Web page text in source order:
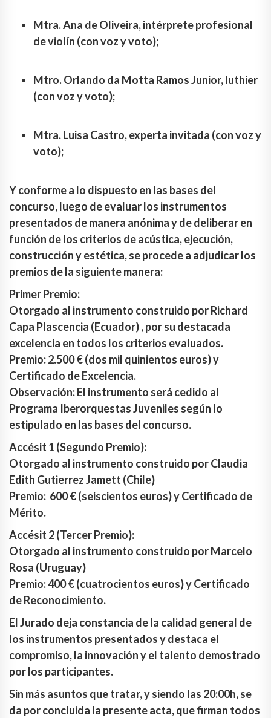
Mtra. Ana de Oliveira, intérprete profesional
de violín (con voz y voto);
Mtro. Orlando da Motta Ramos Junior, luthier
(con voz y voto);
Mtra. Luisa Castro, experta invitada (con voz y
voto);
Y conforme a lo dispuesto en las bases del
concurso, luego de evaluar los instrumentos
presentados de manera anónima y de deliberar en
función de los criterios de acústica, ejecución,
construcción y estética, se procede a adjudicar los
premios de la siguiente manera:
Primer Premio:
Otorgado al instrumento construido por Richard
Capa Plascencia (Ecuador) , por su destacada
excelencia en todos los criterios evaluados.
Premio: 2.500 € (dos mil quinientos euros) y
Certificado de Excelencia.
Observación: El instrumento será cedido al
Programa Iberorquestas Juveniles según lo
estipulado en las bases del concurso.
Accésit 1 (Segundo Premio):
Otorgado al instrumento construido por Claudia
Edith Gutierrez Jamett (Chile)
Premio: 600 € (seiscientos euros) y Certificado de
Mérito.
Accésit 2 (Tercer Premio):
Otorgado al instrumento construido por Marcelo
Rosa (Uruguay)
Premio: 400 € (cuatrocientos euros) y Certificado
de Reconocimiento.
El Jurado deja constancia de la calidad general de
los instrumentos presentados y destaca el
compromiso, la innovación y el talento demostrado
por los participantes.
Sin más asuntos que tratar, y siendo las 20:00h, se
da por concluida la presente acta, que firman todos